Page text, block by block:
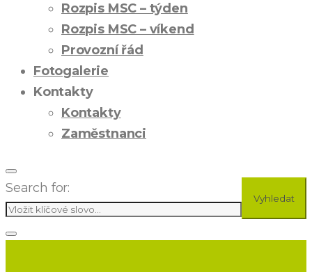
Rozpis MSC – týden
Rozpis MSC – víkend
Provozní řád
Fotogalerie
Kontakty
Kontakty
Zaměstnanci
Search for:
Vyhledat